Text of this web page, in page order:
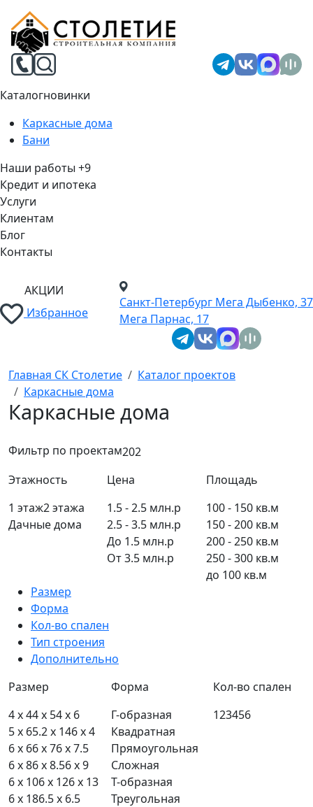
Каталогновинки
Каркасные дома
Бани
Наши работы +9
Кредит и ипотека
Услуги
Клиентам
Блог
Контакты
АКЦИИ
Избранное
Санкт-Петербург Мега Дыбенко, 37
Мега Парнас, 17
Каркасные дома
Главная СК Столетие
Каталог проектов
Каркасные дома
Фильтр по проектам202
Этажность
1 этаж2 этажа
Дачные дома
Цена
1.5 - 2.5 млн.р
2.5 - 3.5 млн.р
До 1.5 млн.р
От 3.5 млн.р
Площадь
100 - 150 кв.м
150 - 200 кв.м
200 - 250 кв.м
250 - 300 кв.м
до 100 кв.м
Размер
Форма
Кол-во спален
Тип строения
Дополнительно
Размер
4 x 44 x 54 x 6
5 x 65.2 x 146 x 4
6 x 66 x 76 x 7.5
6 x 86 x 8.56 x 9
6 x 106 x 126 x 13
6 x 186.5 x 6.5
Форма
Г-образная
Квадратная
Прямоугольная
Сложная
Т-образная
Треугольная
Кол-во спален
123456